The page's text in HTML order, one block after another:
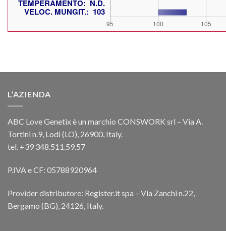
L’AZIENDA
ABC Love Genetix è un marchio CONSWORK srl – Via A.
Tortini n.9, Lodi (LO), 26900, Italy.
tel. +39 348.511.59.57
P.IVA e CF: 05788920964
Provider distributore: Register.it spa – Via Zanchi n.22,
Bergamo (BG), 24126, Italy.